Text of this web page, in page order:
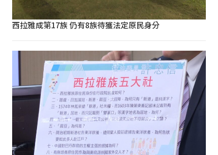
西拉雅成第17族 仍有8族待獲法定原民身分